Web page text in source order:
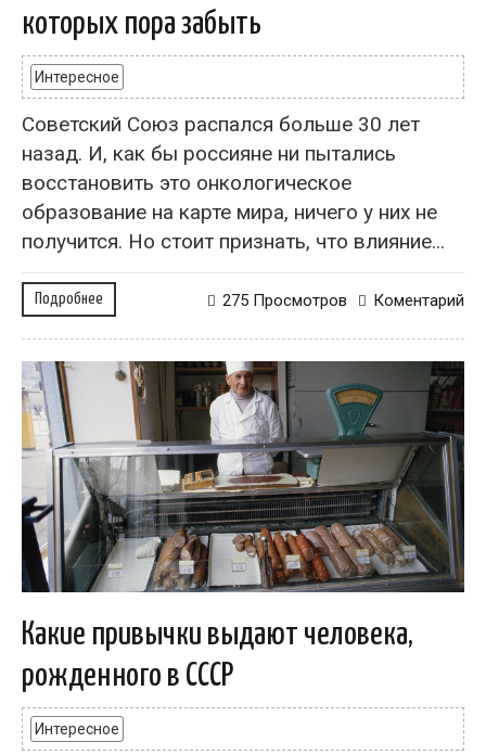
которых пора забыть
Интересное
Советский Союз распался больше 30 лет
назад. И, как бы россияне ни пытались
восстановить это онкологическое
образование на карте мира, ничего у них не
получится. Но стоит признать, что влияние...
Подробнее Коментарий
275 Просмотров
Какие привычки выдают человека,
рожденного в СССР
Интересное